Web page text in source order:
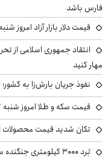
فارس باشد
قیمت دلار بازار آزاد امروز شنبه ۱۷ مرداد ۱۴۰۵
انتقاد جمهوری اسلامی از
مهار کنید
نفوذ جریان بارش‌زا به کشور؛ ۴ استان امروز برای بارش باران آماده باشند
قیمت سکه و طلا امروز شنبه ۱۷ مرداد ۱۴۰۵ +جدول
تکان شدید قیمت محصولات
بُرد ۳۰۰۰ کیلومتری جنگنده سوخو-۳۰ با مخزن سوخت ۹.۶ تُنی